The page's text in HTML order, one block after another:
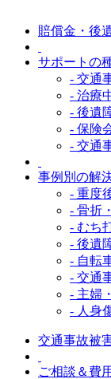
賠償金・後
サポートの
- 交通
- 治療
- 後遺
- 保険
- 交通
事例別の解
- 重度
- 骨折
- むち
- 後遺
- 自転
- 交通
- 主婦
- 人身
交通事故被
ご相談＆費用